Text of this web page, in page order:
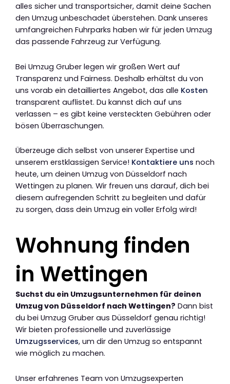
alles sicher und transportsicher, damit deine Sachen
den Umzug unbeschadet überstehen. Dank unseres
umfangreichen Fuhrparks haben wir für jeden Umzug
das passende Fahrzeug zur Verfügung.
Bei Umzug Gruber legen wir großen Wert auf
Transparenz und Fairness. Deshalb erhältst du von
uns vorab ein detailliertes Angebot, das alle Kosten
transparent auflistet. Du kannst dich auf uns
verlassen – es gibt keine versteckten Gebühren oder
bösen Überraschungen.
Überzeuge dich selbst von unserer Expertise und
unserem erstklassigen Service! Kontaktiere uns noch
heute, um deinen Umzug von Düsseldorf nach
Wettingen zu planen. Wir freuen uns darauf, dich bei
diesem aufregenden Schritt zu begleiten und dafür
zu sorgen, dass dein Umzug ein voller Erfolg wird!
Wohnung finden
in Wettingen
Suchst du ein Umzugsunternehmen für deinen
Umzug von Düsseldorf nach Wettingen? Dann bist
du bei Umzug Gruber aus Düsseldorf genau richtig!
Wir bieten professionelle und zuverlässige
Umzugsservices, um dir den Umzug so entspannt
wie möglich zu machen.
Unser erfahrenes Team von Umzugsexperten